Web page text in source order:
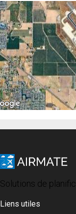
Solutions de
Liens utiles